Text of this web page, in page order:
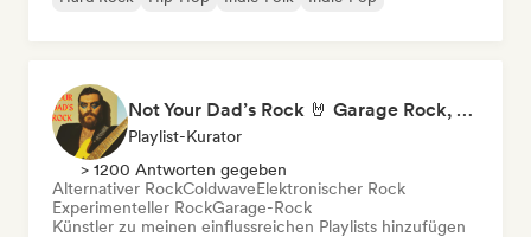
Not Your Dad’s Rock 🤘 Garage Rock, Alt-Rock & Indie Anthems
Playlist-Kurator
> 1200 Antworten gegeben
Alternativer RockColdwaveElektronischer Rock
Experimenteller RockGarage-Rock
Künstler zu meinen einflussreichen Playlists hinzufügen